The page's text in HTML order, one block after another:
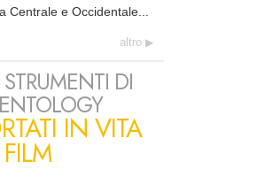
Centrale e Occidentale...
altro
DI
IN VITA